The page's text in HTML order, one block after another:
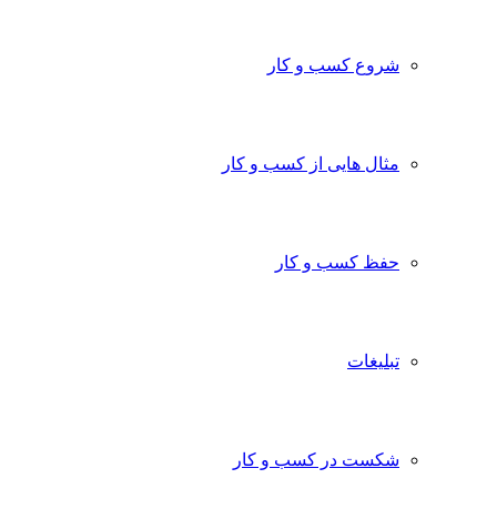
شروع کسب و کار
مثال هایی از کسب و کار
حفظ کسب و کار
تبلیغات
شکست در کسب و کار